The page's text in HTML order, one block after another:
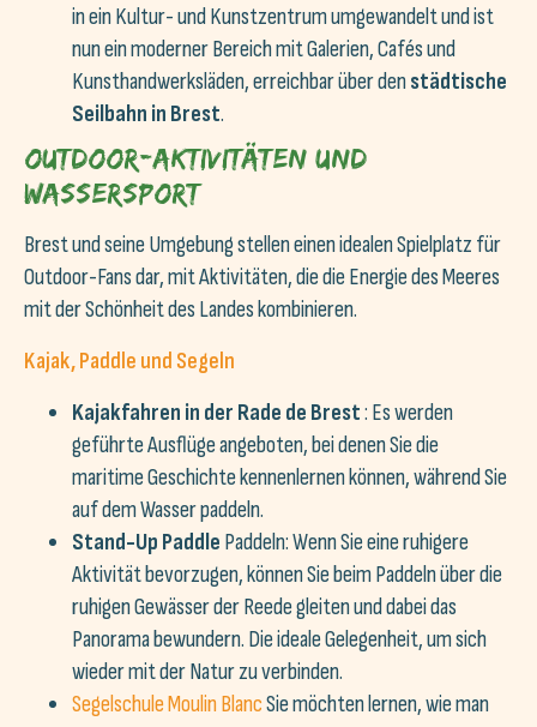
in ein Kultur- und Kunstzentrum umgewandelt und ist
nun ein moderner Bereich mit Galerien, Cafés und
Kunsthandwerksläden, erreichbar über denstädtische
Seilbahn in Brest.
Outdoor-Aktivitäten und
Wassersport
Brest und seine Umgebung stellen einen idealen Spielplatz für
Outdoor-Fans dar, mit Aktivitäten, die die Energie des Meeres
mit der Schönheit des Landes kombinieren.
Kajak, Paddle und Segeln
Kajakfahren in der Rade de Brest: Es werden
geführte Ausflüge angeboten, bei denen Sie die
maritime Geschichte kennenlernen können, während Sie
auf dem Wasser paddeln.
Stand-Up Paddle Paddeln: Wenn Sie eine ruhigere
Aktivität bevorzugen, können Sie beim Paddeln über die
ruhigen Gewässer der Reede gleiten und dabei das
Panorama bewundern. Die ideale Gelegenheit, um sich
wieder mit der Natur zu verbinden.
Segelschule Moulin BlancSie möchten lernen, wie man